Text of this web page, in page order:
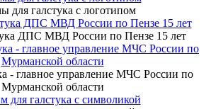
для галстука с логотипом
ДПС МВД России по Пензе 15 лет
- главное управление МЧС России по
Мурманской области